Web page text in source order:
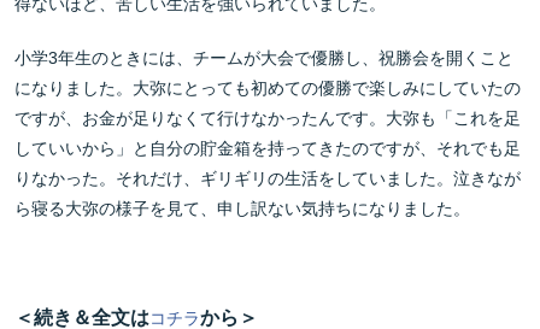
小学3年生のときには、チームが大会で優勝し、祝勝会を開くこと
になりました。大弥にとっても初めての優勝で楽しみにしていたの
ですが、お金が足りなくて行けなかったんです。大弥も「これを足
していいから」と自分の貯金箱を持ってきたのですが、それでも足
りなかった。それだけ、ギリギリの生活をしていました。泣きなが
ら寝る大弥の様子を見て、申し訳ない気持ちになりました。
＜続き＆全文はコチラから＞